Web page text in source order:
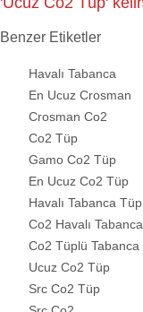
Benzer Etiketler
Havalı Tabanca
En Ucuz Crosman
Crosman Co2
Co2 Tüp
Gamo Co2 Tüp
En Ucuz Co2 Tüp
Havalı Tabanca Tüp
Co2 Havalı Tabanca
Co2 Tüplü Tabanca
Ucuz Co2 Tüp
Src Co2 Tüp